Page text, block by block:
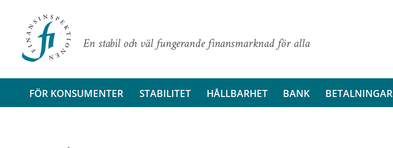
En stabil och väl fungerande finansmarknad för alla
FÖR KONSUMENTER STABILITET HÅLLBARHET BANK BETALNINGAR